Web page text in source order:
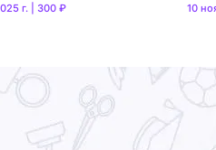
г. | 300 ₽ 10